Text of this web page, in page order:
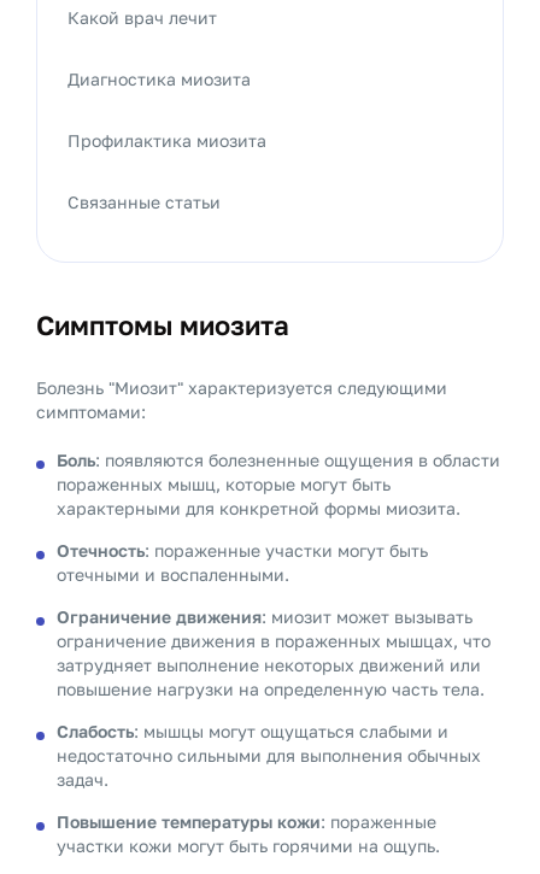
Симптомы миозита
Болезнь "Миозит" характеризуется следующими
симптомами:
Боль: появляются болезненные ощущения в области
пораженных мышц, которые могут быть
характерными для конкретной формы миозита.
Отечность: пораженные участки могут быть
отечными и воспаленными.
Ограничение движения: миозит может вызывать
ограничение движения в пораженных мышцах, что
затрудняет выполнение некоторых движений или
повышение нагрузки на определенную часть тела.
Слабость: мышцы могут ощущаться слабыми и
недостаточно сильными для выполнения обычных
задач.
Повышение температуры кожи: пораженные
участки кожи могут быть горячими на ощупь.
Какой врач лечит
Диагностика миозита
Профилактика миозита
Связанные статьи